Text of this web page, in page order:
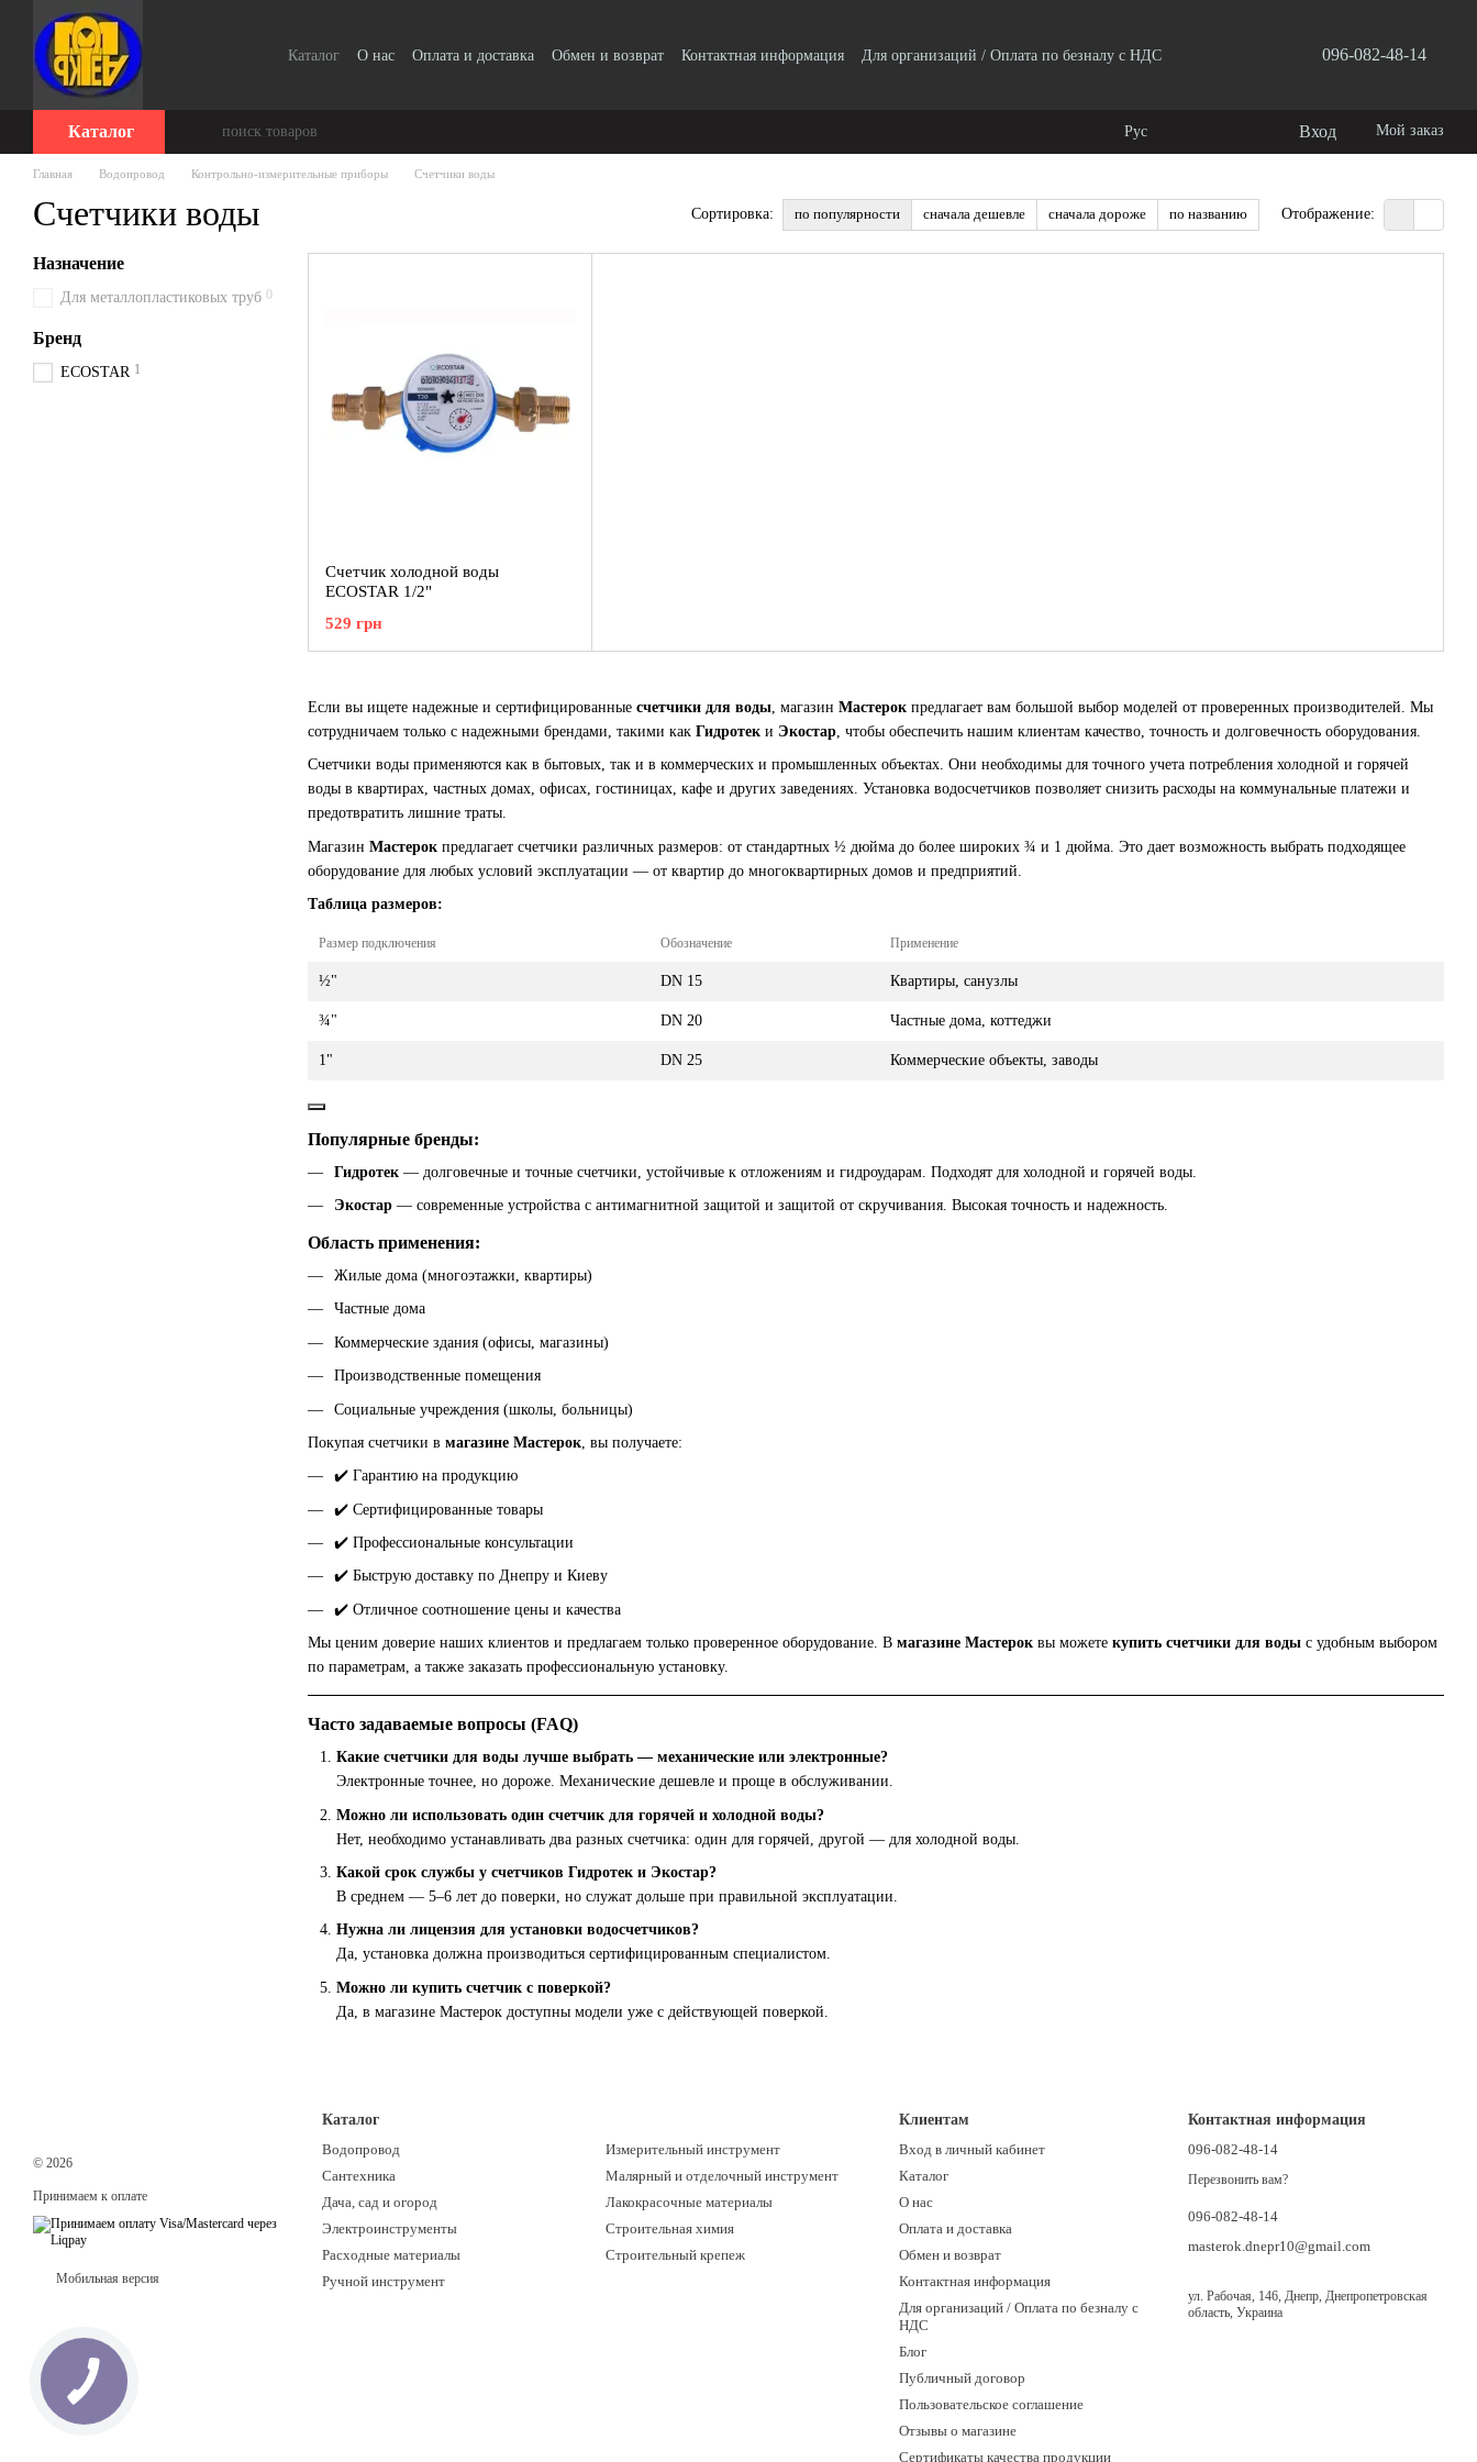
Перейти к основному контенту
Каталог О нас Оплата и доставка Обмен и возврат Контактная информация
Для организаций / Оплата по безналу с НДС
096-082-48-14
Каталог Рус Вход Мой заказ
Главная Водопровод Контрольно-измерительные приборы Счетчики воды
Счетчики воды Сортировка: по популярности сначала дешевле сначала дороже по названию Отображение:
Если вы ищете надежные и сертифицированные счетчики для воды, магазин Мастерок предлагает вам большой выбор моделей от проверенных производителей. Мы
сотрудничаем только с надежными брендами, такими как Гидротек и Экостар, чтобы обеспечить нашим клиентам качество, точность и долговечность оборудования.
Счетчики воды применяются как в бытовых, так и в коммерческих и промышленных объектах. Они необходимы для точного учета потребления холодной и горячей
воды в квартирах, частных домах, офисах, гостиницах, кафе и других заведениях. Установка водосчетчиков позволяет снизить расходы на коммунальные платежи и
предотвратить лишние траты.
Магазин Мастерок предлагает счетчики различных размеров: от стандартных ½ дюйма до более широких ¾ и 1 дюйма. Это дает возможность выбрать подходящее
оборудование для любых условий эксплуатации — от квартир до многоквартирных домов и предприятий.
Таблица размеров:
Размер подключения Обозначение Применение
½" DN 15 Квартиры, санузлы
¾" DN 20 Частные дома, коттеджи
1" DN 25 Коммерческие объекты, заводы
Популярные бренды:
Гидротек — долговечные и точные счетчики, устойчивые к отложениям и гидроударам. Подходят для холодной и горячей воды.
Экостар — современные устройства с антимагнитной защитой и защитой от скручивания. Высокая точность и надежность.
Область применения:
Жилые дома (многоэтажки, квартиры)
Частные дома
Коммерческие здания (офисы, магазины)
Производственные помещения
Социальные учреждения (школы, больницы)
Покупая счетчики в магазине Мастерок , вы получаете:
✔️ Гарантию на продукцию
✔️ Сертифицированные товары
✔️ Профессиональные консультации
✔️ Быструю доставку по Днепру и Киеву
✔️ Отличное соотношение цены и качества
Мы ценим доверие наших клиентов и предлагаем только проверенное оборудование. В магазине Мастерок вы можете купить счетчики для воды с удобным выбором
по параметрам, а также заказать профессиональную установку.
Часто задаваемые вопросы (FAQ)
Какие счетчики для воды лучше выбрать — механические или электронные?
Электронные точнее, но дороже. Механические дешевле и проще в обслуживании.
Можно ли использовать один счетчик для горячей и холодной воды?
Нет, необходимо устанавливать два разных счетчика: один для горячей, другой — для холодной воды.
Какой срок службы у счетчиков Гидротек и Экостар?
В среднем — 5–6 лет до поверки, но служат дольше при правильной эксплуатации.
Нужна ли лицензия для установки водосчетчиков?
Да, установка должна производиться сертифицированным специалистом.
Можно ли купить счетчик с поверкой?
Да, в магазине Мастерок доступны модели уже с действующей поверкой.
Счетчик холодной воды
ECOSTAR 1/2"
529 грн
Назначение
Для металлопластиковых труб 0
Бренд
ECOSTAR 1
© 2026
Принимаем к оплате
Мобильная версия
Каталог
Водопровод
Сантехника
Дача, сад и огород
Электроинструменты
Расходные материалы
Ручной инструмент
Измерительный инструмент
Малярный и отделочный инструмент
Лакокрасочные материалы
Строительная химия
Строительный крепеж
Клиентам
Вход в личный кабинет
Каталог
О нас
Оплата и доставка
Обмен и возврат
Контактная информация
Для организаций / Оплата по безналу с
НДС
Блог
Публичный договор
Пользовательское соглашение
Отзывы о магазине
Сертификаты качества продукции
Контактная информация
096-082-48-14
Перезвонить вам?
096-082-48-14
masterok.dnepr10@gmail.com
ул. Рабочая, 146, Днепр, Днепропетровская
область, Украина